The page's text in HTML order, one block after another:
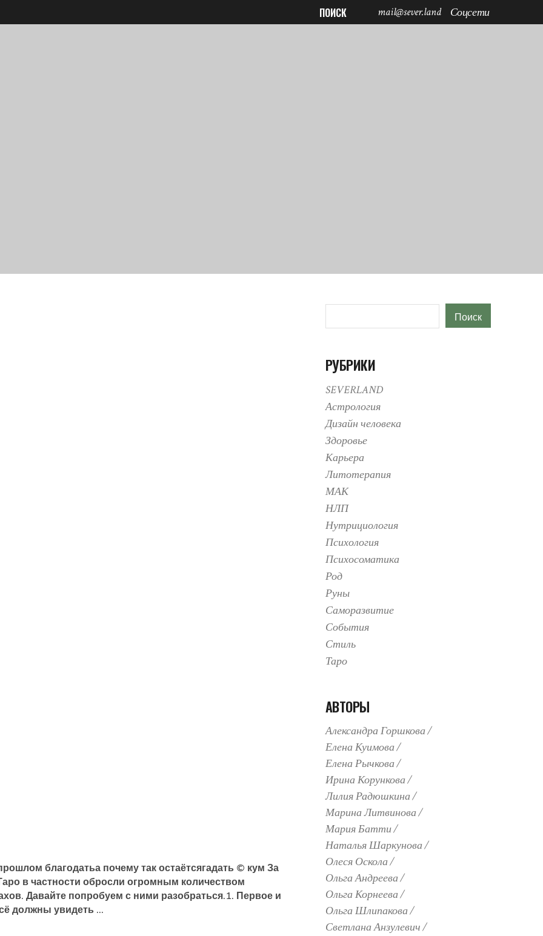
ПОИСК mail@sever.land Соцсети
благодатьа почему так остаётсягадать © кум За
в частности обросли огромным количеством
Давайте попробуем с ними разобраться.1. Первое и
должны увидеть
Поиск
РУБРИКИ
SEVERLAND
Астрология
Дизайн человека
Здоровье
Карьера
Литотерапия
МАК
НЛП
Нутрициология
Психология
Психосоматика
Род
Руны
Саморазвитие
События
Стиль
Таро
АВТОРЫ
Александра Горшкова
Елена Куимова
Елена Рычкова
Ирина Корункова
Лилия Радюшкина
Марина Литвинова
Мария Батти
Наталья Шаркунова
Олеся Оскола
Ольга Андреева
Ольга Корнеева
Ольга Шлипакова
Светлана Анзулевич